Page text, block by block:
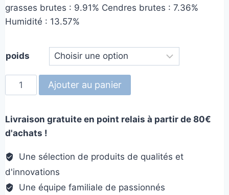
grasses brutes : 9.91% Cendres brutes : 7.36%
Humidité : 13.57%
poids
quantité
de
de
mouton
vide
Ajouter au panier
Livraison gratuite en point relais à partir de 80€
d'achats !
Une sélection de produits de qualités et
d'innovations
Une équipe familiale de passionnés